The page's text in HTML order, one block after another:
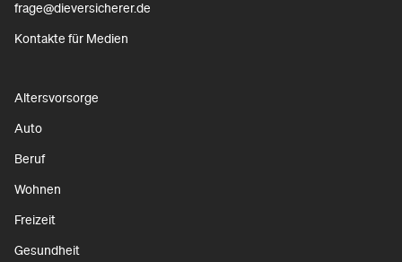
frage@dieversicherer.de
Kontakte für Medien
Altersvorsorge
Auto
Beruf
Wohnen
Freizeit
Gesundheit